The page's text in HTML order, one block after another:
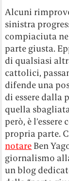
Alcuni
sinistra
compiaciuta
parte giusta.
di qualsiasi
cattolici,
difende una
di essere dalla
quella
però, è
propria parte.
notare Ben
giornalismo
un blog